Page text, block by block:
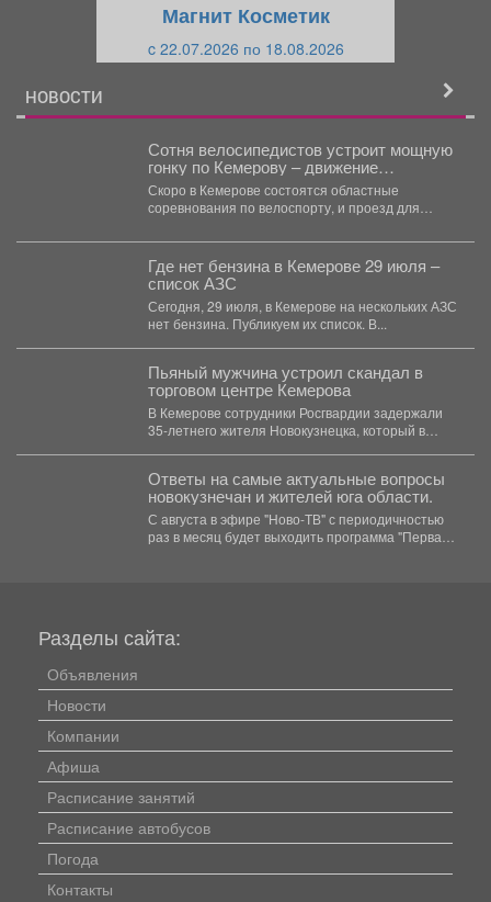
Магнит Косметик
c 22.07.2026 по 18.08.2026
НОВОСТИ
Сотня велосипедистов устроит мощную
гонку по Кемерову – движение
перекроют
Скоро в Кемерове состоятся областные
соревнования по велоспорту, и проезд для
Где нет бензина в Кемерове 29 июля –
список АЗС
Сегодня, 29 июля, в Кемерове на нескольких АЗС
нет бензина. Публикуем их список. В...
Пьяный мужчина устроил скандал в
торговом центре Кемерова
В Кемерове сотрудники Росгвардии задержали
35-летнего жителя Новокузнецка, который в
Ответы на самые актуальные вопросы
новокузнечан и жителей юга области.
С августа в эфире "Ново-ТВ" с периодичностью
раз в месяц будет выходить программа "Первая
Разделы сайта:
Объявления
Новости
Компании
Афиша
Расписание занятий
Расписание автобусов
Погода
Контакты